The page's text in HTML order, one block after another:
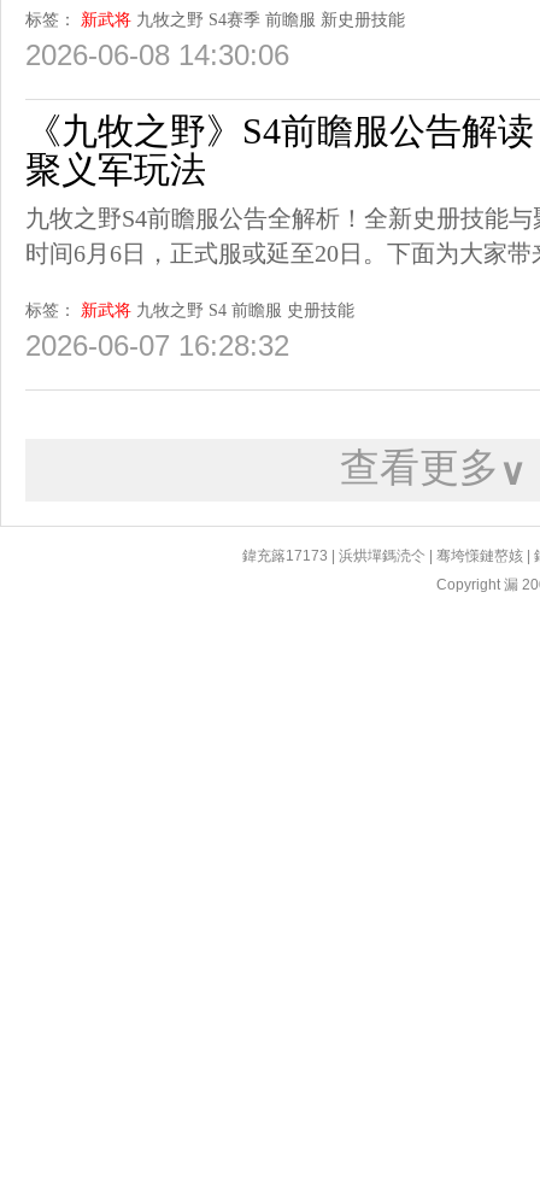
标签： 新武将 九牧之野 S4赛季 前瞻服 新史册技能
2026-06-08 14:30:06
《九牧之野》S4前瞻服公告解
聚义军玩法
九牧之野S4前瞻服公告全解析！全新史册技能
时间6月6日，正式服或延至20日。下面为大家
标签： 新武将 九牧之野 S4 前瞻服 史册技能
2026-06-07 16:28:32
查看更多 ∨
鍏充簬17173 |浜烘墠鎷涜仒 |骞垮憡鏈嶅姟 |
Copyright 漏